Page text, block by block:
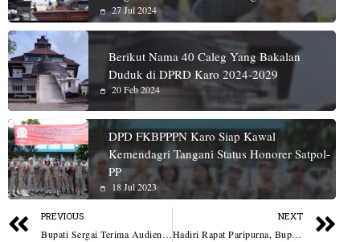
27 Jul 2024
Berikut Nama 40 Caleg Yang Bakalan
Duduk di DPRD Karo 2024-2029
20 Feb 2024
DPD FKBPPPN Karo Siap Kawal
Kemendagri Tangani Status Honorer Satpol-
PP
18 Jul 2023
PREVIOUS
Bupati Sergai Terima Audiensi Lima Kelompok Masyarakat, Bahas Pemberangkatan Umroh Hingga Penanganan Narkoba
NEXT
Hadiri Rapat Paripurna, Bupati Apresiasi Kinerja DPRD Kabupaten Asahan